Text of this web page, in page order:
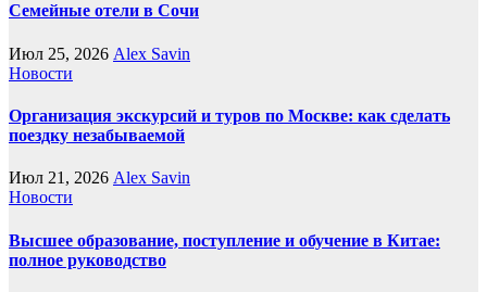
Семейные отели в Сочи
Июл 25, 2026 Alex Savin
Новости
Организация экскурсий и туров по Москве: как сделать
поездку незабываемой
Июл 21, 2026 Alex Savin
Новости
Высшее образование, поступление и обучение в Китае:
полное руководство